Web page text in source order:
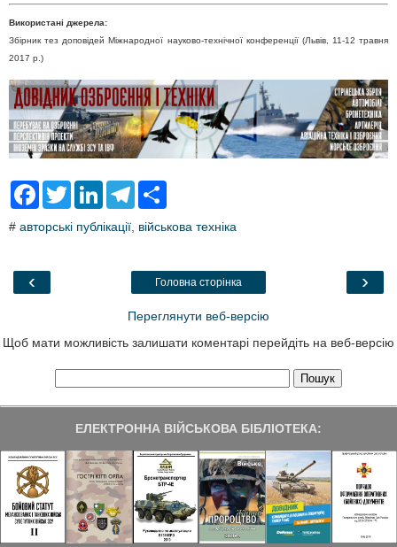
Використані джерела:
Збірник тез доповідей Міжнародної науково-технічної конференції (Львів, 11-12 травня
2017 р.)
F
e
o
T
t
L
k
T
e
a
r
# авторські публікації військова техніка
‹ ›
Головна сторінка
Переглянути веб-версію
Щоб мати можливість залишати коментарі перейдіть на веб-версію
ЕЛЕКТРОННА ВІЙСЬКОВА БІБЛІОТЕКА: